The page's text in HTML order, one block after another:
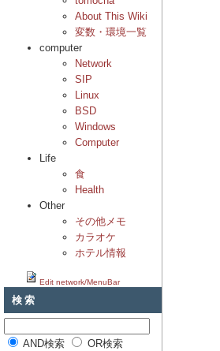
About This Wiki
変数・環境一覧
computer
Network
SIP
Linux
BSD
Windows
Computer
Life
食
Health
Other
その他メモ
カラオケ
ホテル情報
Edit network/MenuBar
検索
AND検索 OR検索